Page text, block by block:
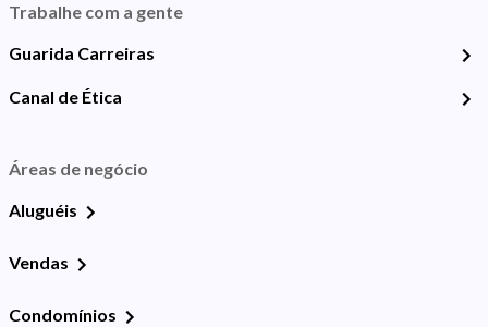
Trabalhe com a gente
Guarida Carreiras
Canal de Ética
Áreas de negócio
Aluguéis
Vendas
Condomínios